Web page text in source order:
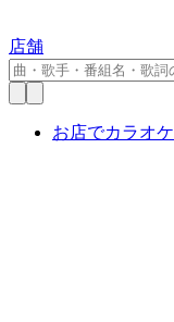
店舗
お店でカラオケ